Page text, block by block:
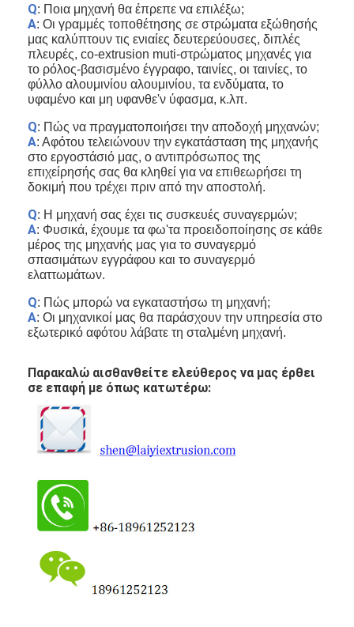
Q: Ποια μηχανή θα έπρεπε να επιλέξω;
Α: Οι γραμμές τοποθέτησης σε στρώματα εξώθησής
μας καλύπτουν τις ενιαίες δευτερεύουσες, διπλές
πλευρές, co-extrusion muti-στρώματος μηχανές για
το ρόλος-βασισμένο έγγραφο, ταινίες, οι ταινίες, το
φύλλο αλουμινίου αλουμινίου, τα ενδύματα, το
υφαμένο και μη υφανθε'ν ύφασμα, κ.λπ.
Q: Πώς να πραγματοποιήσει την αποδοχή μηχανών;
Α: Αφότου τελειώνουν την εγκατάσταση της μηχανής
στο εργοστάσιό μας, ο αντιπρόσωπος της
επιχείρησής σας θα κληθεί για να επιθεωρήσει τη
δοκιμή που τρέχει πριν από την αποστολή.
Q: Η μηχανή σας έχει τις συσκευές συναγερμών;
Α: Φυσικά, έχουμε τα φω'τα προειδοποίησης σε κάθε
μέρος της μηχανής μας για το συναγερμό
σπασιμάτων εγγράφου και το συναγερμό
ελαττωμάτων.
Q: Πώς μπορώ να εγκαταστήσω τη μηχανή;
Α: Οι μηχανικοί μας θα παράσχουν την υπηρεσία στο
εξωτερικό αφότου λάβατε τη σταλμένη μηχανή.
Παρακαλώ αισθανθείτε ελεύθερος να μας έρθει
σε επαφή με όπως κατωτέρω: